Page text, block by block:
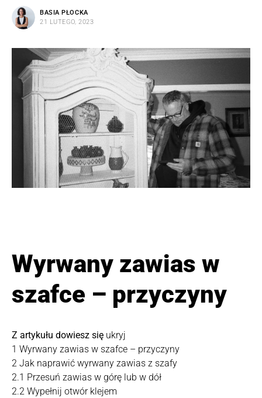
BASIA PŁOCKA
21 LUTEGO, 2023
Wyrwany zawias w
szafce – przyczyny
Z artykułu dowiesz się ukryj
1 Wyrwany zawias w szafce – przyczyny
2 Jak naprawić wyrwany zawias z szafy
2.1 Przesuń zawias w górę lub w dół
2.2 Wypełnij otwór klejem